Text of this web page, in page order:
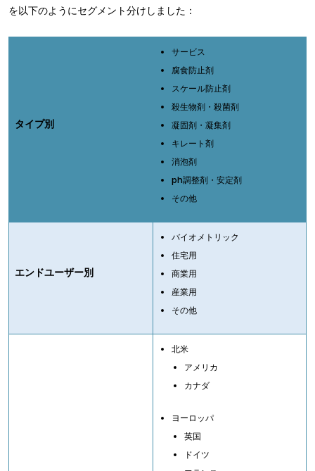
を以下のようにセグメント分けしました：
タイプ別
サービス
腐食防止剤
スケール防止剤
殺生物剤・殺菌剤
凝固剤・凝集剤
キレート剤
消泡剤
ph調整剤・安定剤
その他
エンドユーザー別
バイオメトリック
住宅用
商業用
産業用
その他
北米
アメリカ
カナダ
ヨーロッパ
英国
ドイツ